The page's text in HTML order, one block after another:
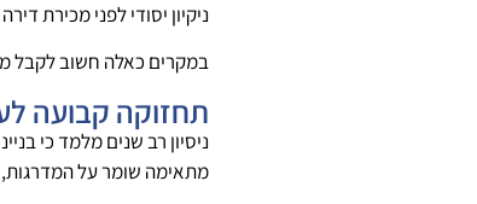
ניקיון יסודי לפני מכירת דירה
במקרים כאלה חשוב לקבל
תחזוקה קבועה
ניסיון רב שנים מלמד כי
מתאימה שומר על המדרגות,